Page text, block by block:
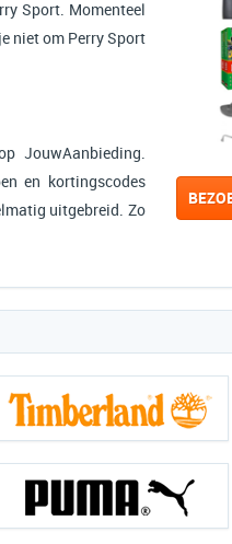
Sport. Momenteel
niet om Perry Sport
JouwAanbieding.
en kortingscodes
uitgebreid. Zo